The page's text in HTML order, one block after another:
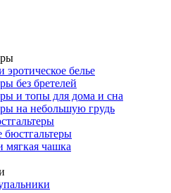
эротическое белье
без бретелей
и топы для дома и сна
на небольшую грудь
мягкая чашка